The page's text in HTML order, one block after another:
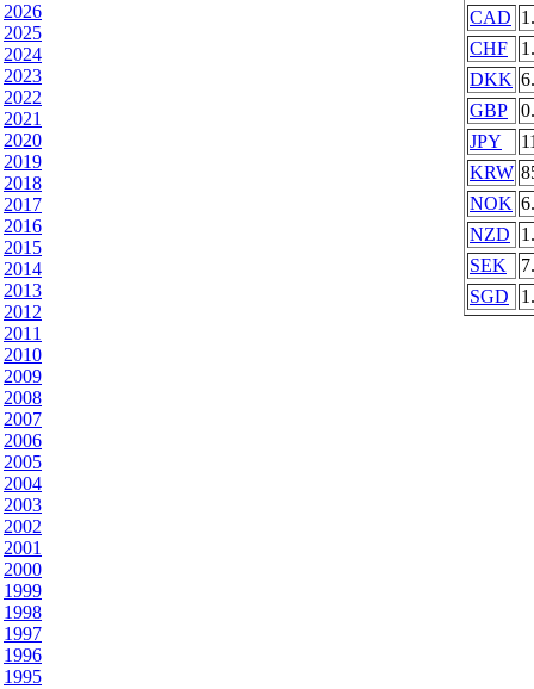
2026
2025
2024
2023
2022
2021
2020
2019
2018
2017
2016
2015
2014
2013
2012
2011
2010
2009
2008
2007
2006
2005
2004
2003
2002
2001
2000
1999
1998
1997
1996
1995
CAD
CHF
DKK
GBP
JPY
KRW
NOK
NZD
SEK
SGD